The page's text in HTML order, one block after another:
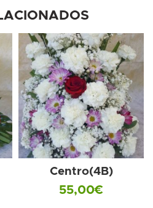
Centro(4B)
55,00€